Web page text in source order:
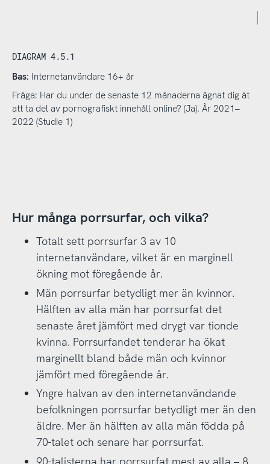
DIAGRAM 4.5.1
Bas: Internetanvändare 16+ år
Fråga: Har du under de senaste 12 månaderna ägnat dig åt
att ta del av pornografiskt innehåll online? (Ja). År 2021–
2022 (Studie 1)
Hur många porrsurfar, och vilka?
Totalt sett porrsurfar 3 av 10
internetanvändare, vilket är en marginell
ökning mot föregående år.
Män porrsurfar betydligt mer än kvinnor.
Hälften av alla män har porrsurfat det
senaste året jämfört med drygt var tionde
kvinna. Porrsurfandet tenderar ha ökat
marginellt bland både män och kvinnor
jämfört med föregående år.
Yngre halvan av den internetanvändande
befolkningen porrsurfar betydligt mer än den
äldre. Mer än hälften av alla män födda på
70-talet och senare har porrsurfat.
90-talisterna har porrsurfat mest av alla – 8